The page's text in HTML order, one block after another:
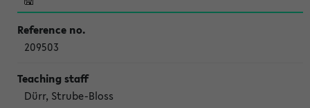
209503
Dürr, Strube-Bloss